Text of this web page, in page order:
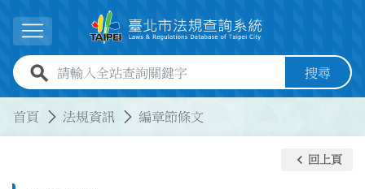
展開選單
全站查詢關鍵字欄位 搜尋
首頁 法規資訊 編章節條文
keyboard_arrow_left 回上頁